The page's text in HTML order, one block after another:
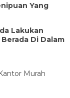
Yang
Lakukan
Di Dalam
Murah